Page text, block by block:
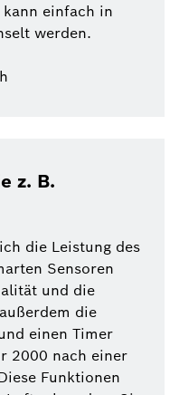
einfach in
werden.
z. B.
die Leistung des
Sensoren
und die
die
einen Timer
2000 nach einer
Funktionen